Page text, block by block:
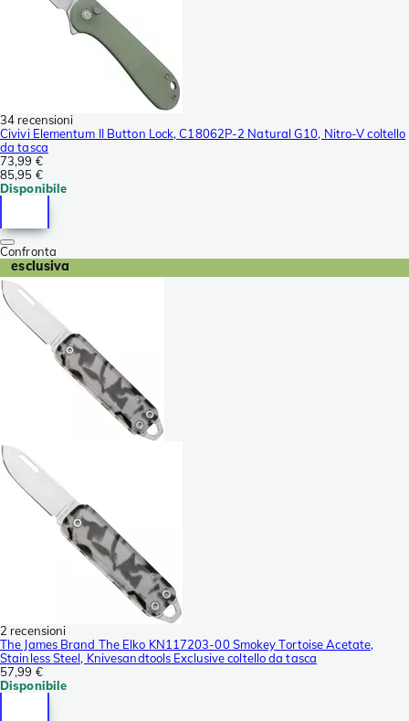
34 recensioni
Civivi Elementum II Button Lock, C18062P-2 Natural G10, Nitro-V coltello
da tasca
73,99 €
85,95 €
Disponibile
Confronta
esclusiva
2 recensioni
The James Brand The Elko KN117203-00 Smokey Tortoise Acetate,
Stainless Steel, Knivesandtools Exclusive coltello da tasca
57,99 €
Disponibile